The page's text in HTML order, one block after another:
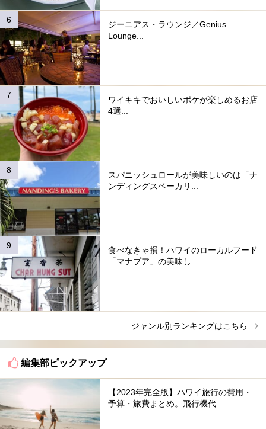
ジーニアス・ラウンジ／Genius
Lounge...
ワイキキでおいしいポケが楽しめるお店
4選...
スパニッシュロールが美味しいのは「ナ
ンディングスベーカリ...
食べなきゃ損！ハワイのローカルフード
「マナプア」の美味し...
ジャンル別ランキングはこちら
編集部ピックアップ
【2023年完全版】ハワイ旅行の費用・
予算・旅費まとめ。飛行機代...